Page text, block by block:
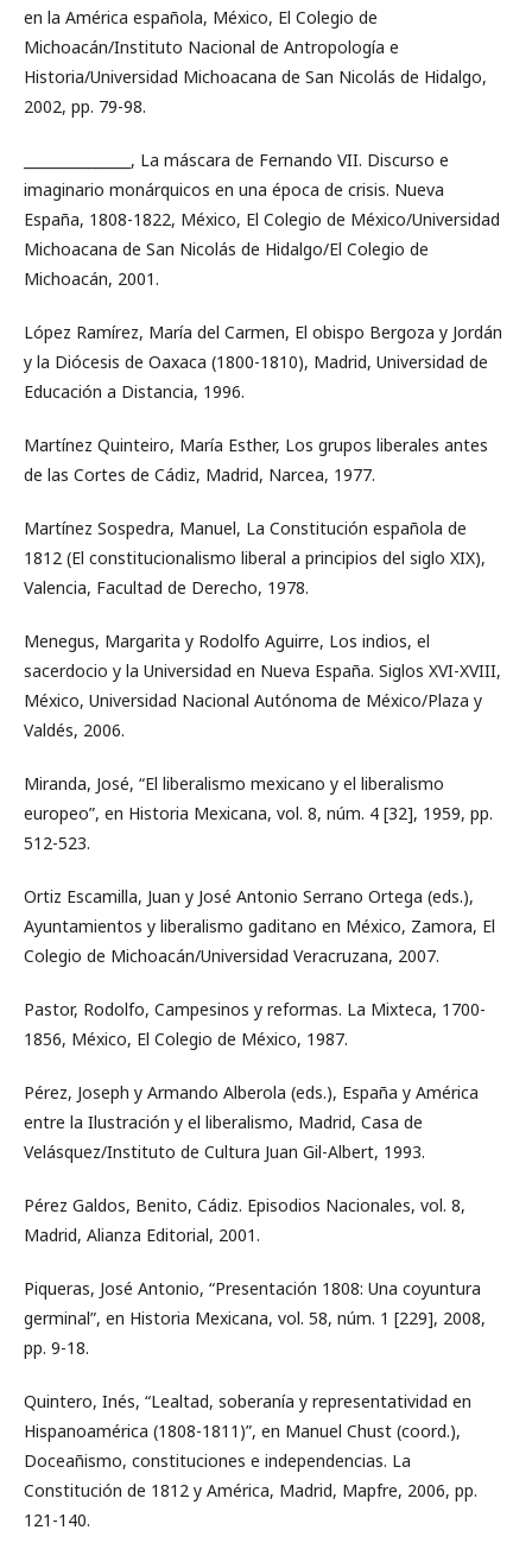
en la América española, México, El Colegio de
Michoacán/Instituto Nacional de Antropología e
Historia/Universidad Michoacana de San Nicolás de Hidalgo,
2002, pp. 79-98.
_______________, La máscara de Fernando VII. Discurso e
imaginario monárquicos en una época de crisis. Nueva
España, 1808-1822, México, El Colegio de México/Universidad
Michoacana de San Nicolás de Hidalgo/El Colegio de
Michoacán, 2001.
López Ramírez, María del Carmen, El obispo Bergoza y Jordán
y la Diócesis de Oaxaca (1800-1810), Madrid, Universidad de
Educación a Distancia, 1996.
Martínez Quinteiro, María Esther, Los grupos liberales antes
de las Cortes de Cádiz, Madrid, Narcea, 1977.
Martínez Sospedra, Manuel, La Constitución española de
1812 (El constitucionalismo liberal a principios del siglo XIX),
Valencia, Facultad de Derecho, 1978.
Menegus, Margarita y Rodolfo Aguirre, Los indios, el
sacerdocio y la Universidad en Nueva España. Siglos XVI-XVIII,
México, Universidad Nacional Autónoma de México/Plaza y
Valdés, 2006.
Miranda, José, “El liberalismo mexicano y el liberalismo
europeo”, en Historia Mexicana, vol. 8, núm. 4 [32], 1959, pp.
512-523.
Ortiz Escamilla, Juan y José Antonio Serrano Ortega (eds.),
Ayuntamientos y liberalismo gaditano en México, Zamora, El
Colegio de Michoacán/Universidad Veracruzana, 2007.
Pastor, Rodolfo, Campesinos y reformas. La Mixteca, 1700-
1856, México, El Colegio de México, 1987.
Pérez, Joseph y Armando Alberola (eds.), España y América
entre la Ilustración y el liberalismo, Madrid, Casa de
Velásquez/Instituto de Cultura Juan Gil-Albert, 1993.
Pérez Galdos, Benito, Cádiz. Episodios Nacionales, vol. 8,
Madrid, Alianza Editorial, 2001.
Piqueras, José Antonio, “Presentación 1808: Una coyuntura
germinal”, en Historia Mexicana, vol. 58, núm. 1 [229], 2008,
pp. 9-18.
Quintero, Inés, “Lealtad, soberanía y representatividad en
Hispanoamérica (1808-1811)”, en Manuel Chust (coord.),
Doceañismo, constituciones e independencias. La
Constitución de 1812 y América, Madrid, Mapfre, 2006, pp.
121-140.